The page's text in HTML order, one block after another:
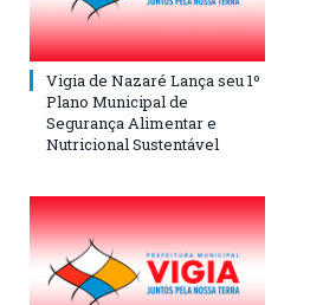
Vigia de Nazaré Lança seu 1º
Plano Municipal de
Segurança Alimentar e
Nutricional Sustentável